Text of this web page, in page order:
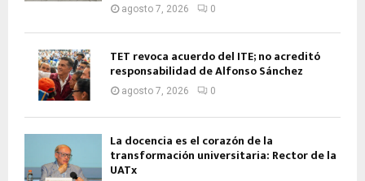
agosto 7, 2026 0
TET revoca acuerdo del ITE; no acreditó
responsabilidad de Alfonso Sánchez
agosto 7, 2026 0
La docencia es el corazón de la
transformación universitaria: Rector de la
UATx